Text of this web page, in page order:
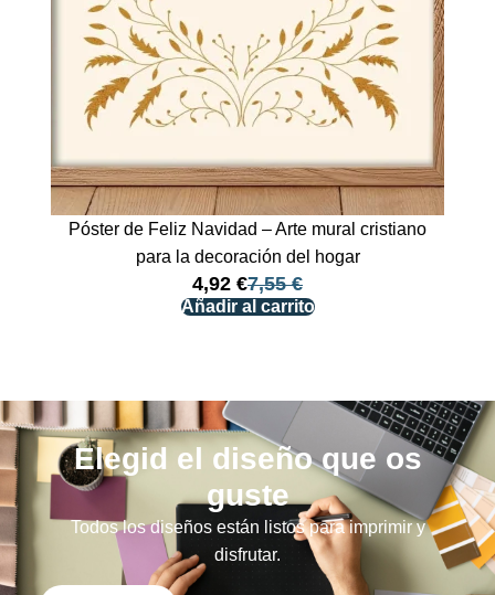
Póster de Feliz Navidad – Arte mural cristiano
para la decoración del hogar
7,55€
4,92 €
Añadir al carrito
Elegid el diseño que os
guste
Todos los diseños están listos para imprimir y
disfrutar.